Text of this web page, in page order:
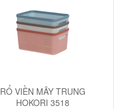
RỔ VIỀN MÂY TRUNG
HOKORI 3518